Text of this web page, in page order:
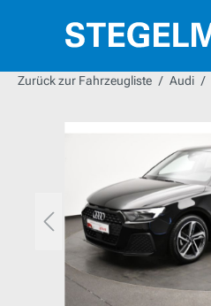
Zurück zur Fahrzeugliste Audi